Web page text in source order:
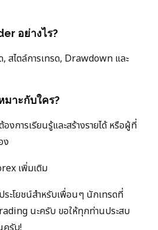
อย่างไร?
, สไตล์การเทรด, Drawdown และ
าะกับใคร?
งการเรียนรู้และสร้างรายได้ หรือผู้ที่
ง
เพิ่มเติม
ระโยชน์สำหรับเพื่อนๆ นักเทรดที่
นะครับ ขอให้ทุกท่านประสบ